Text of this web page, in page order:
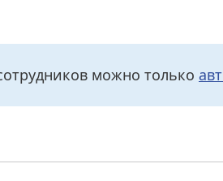
можно только